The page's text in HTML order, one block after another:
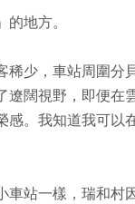
地方。
稀少，車站周圍
遼闊視野，即便
感。我知道我可
車站一樣，瑞和